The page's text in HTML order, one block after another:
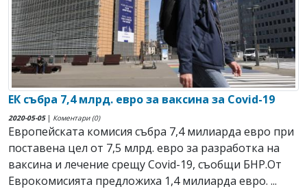
ЕК събра 7,4 млрд. евро за ваксина за Covid-19
2020-05-05| Коментари (0)
Европейската комисия събра 7,4 милиарда евро при
поставена цел от 7,5 млрд. евро за разработка на
ваксина и лечение срещу Covid-19, съобщи БНР.От
Еврокомисията предложиха 1,4 милиарда евро. ...